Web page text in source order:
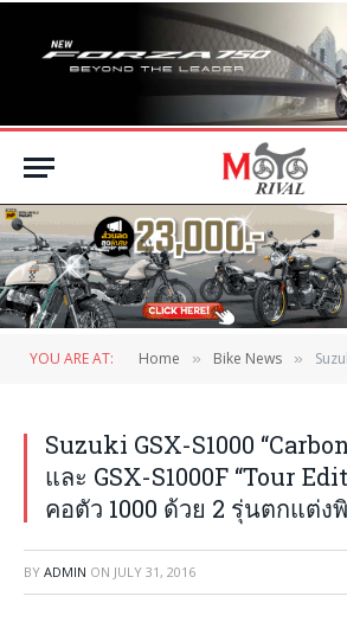
YOU ARE AT: Home » Bike News » Suzuki GSX-
Suzuki GSX-S1000
และ GSX-S1000F “Tour
คอตัว 1000 ด้วย 2 รุ่นตกแต่ง
BY ADMIN ON JULY 31, 2016